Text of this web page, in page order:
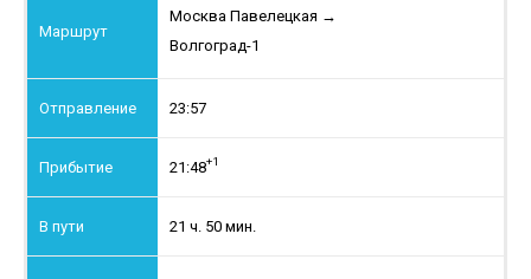
Москва Павелецкая →
Волгоград-1
23:57
21:48+1
21 ч. 50 мин.